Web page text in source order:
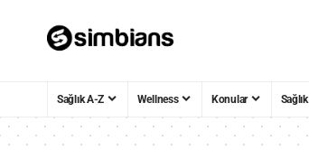
Sağlık A-Z Wellness Konular